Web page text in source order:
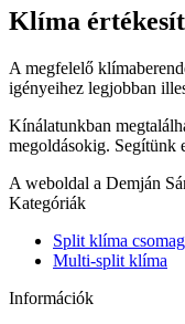
Klíma
A megfelelő
igényeihez legjobban
Kínálatunkban
megoldásokig. Segítünk
A weboldal a Demján
Kategóriák
Split klíma
Multi-split klíma
Információk